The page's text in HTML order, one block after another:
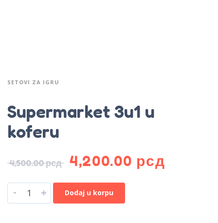
SETOVI ZA IGRU
Supermarket 3u1 u
koferu
4,500.00рсд 4,200.00 рсд
- + Dodaj u korpu